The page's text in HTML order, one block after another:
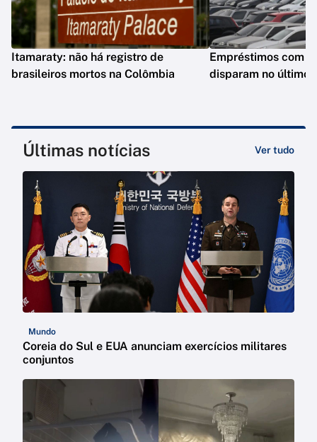
Itamaraty: não há registro de
brasileiros mortos na Colômbia
Empréstimos com
disparam no último
Últimas notícias Ver tudo
Mundo
Coreia do Sul e EUA anunciam exercícios militares
conjuntos